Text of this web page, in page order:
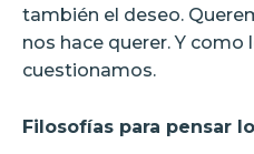
también el deseo.
nos hace querer. Y como
cuestionamos.
Filosofías para pensar